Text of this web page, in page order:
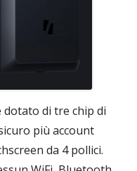
dotato di tre chip di
più account
da 4 pollici.